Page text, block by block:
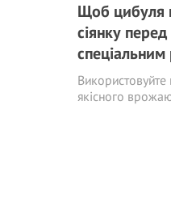
Щоб цибуля
сіянку
якісного